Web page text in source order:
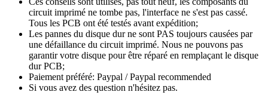
circuit imprimé ne tombe pas, l'interface ne s'est pas cassé.
Tous les PCB ont été testés avant expédition;
Les pannes du disque dur ne sont PAS toujours causées par
une défaillance du circuit imprimé. Nous ne pouvons pas
garantir votre disque pour être réparé en remplaçant le disque
dur PCB;
Paiement préféré: Paypal / Paypal recommended
Si vous avez des question n'hésitez pas.